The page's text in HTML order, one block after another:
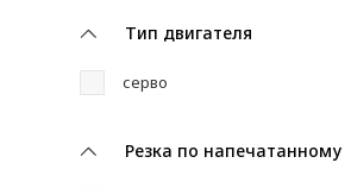
Тип двигателя
серво
Резка по напечатанному